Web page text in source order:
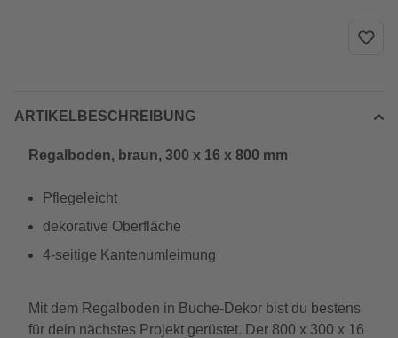
ARTIKELBESCHREIBUNG
Regalboden, braun, 300 x 16 x 800 mm
Pflegeleicht
dekorative Oberfläche
4-seitige Kantenumleimung
Mit dem Regalboden in Buche-Dekor bist du bestens
für dein nächstes Projekt gerüstet. Der 800 x 300 x 16